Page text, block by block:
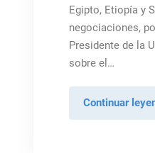
Egipto, Etiopía y
negociaciones,
Presidente de la
sobre el…
Continuar